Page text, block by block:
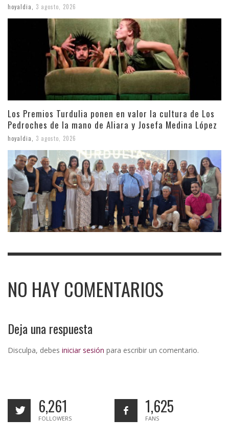
hoyaldia 3 agosto, 2026
Los Premios Turdulia ponen en valor la cultura de Los
Pedroches de la mano de Aliara y Josefa Medina López
hoyaldia 3 agosto, 2026
NO HAY COMENTARIOS
Deja una respuesta
Disculpa, debes iniciar sesión para escribir un comentario.
6,261
FOLLOWERS
1,625
FANS